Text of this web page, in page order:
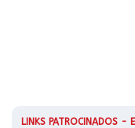
LINKS PATROCINADOS -